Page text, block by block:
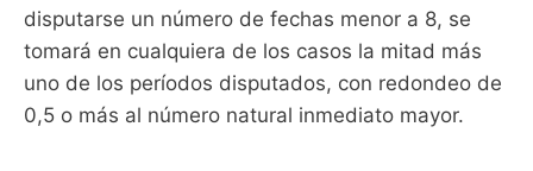
disputarse un número de fechas menor a 8, se
tomará en cualquiera de los casos la mitad más
uno de los períodos disputados, con redondeo de
0,5 o más al número natural inmediato mayor.